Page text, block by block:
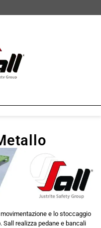
e lo stoccaggio
realizza pedane e bancali